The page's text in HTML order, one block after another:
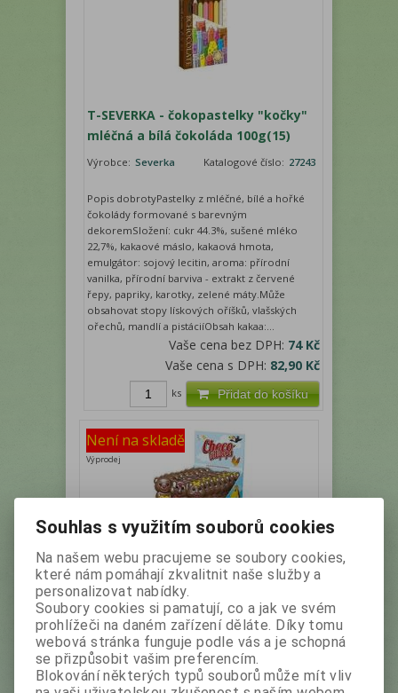
T-SEVERKA - čokopastelky "kočky"
mléčná a bílá čokoláda 100g(15)
Výrobce: Severka Katalogové číslo: 27243
Popis dobrotyPastelky z mléčné, bílé a hořké
čokolády formované s barevným
dekoremSložení: cukr 44.3%, sušené mléko
22,7%, kakaové máslo, kakaová hmota,
emulgátor: sojový lecitin, aroma: přírodní
vanilka, přírodní barviva - extrakt z červené
řepy, papriky, karotky, zelené máty.Může
obsahovat stopy lískových oříšků, vlašských
ořechů, mandlí a pistáciíObsah kakaa:...
Vaše cena bez DPH: 74 Kč
Vaše cena s DPH: 82,90 Kč
Přidat do košíku
ks
Není na skladě
Výprodej
SEVERKA Zvířátka mix - lízátko z
mléčné čokolády 35g (30)
Výrobce: Severka Katalogové číslo: 28030
Mléčná čokoláda s barevným dekorem Cena je
za balení 30 kusů lízátek. Cena za balení 30 kusů
Souhlas s využitím souborů cookies
Na našem webu pracujeme se soubory cookies,
které nám pomáhají zkvalitnit naše služby a
personalizovat nabídky.
Soubory cookies si pamatují, co a jak ve svém
prohlížeči na daném zařízení děláte. Díky tomu
webová stránka funguje podle vás a je schopná
se přizpůsobit vašim preferencím.
Blokování některých typů souborů může mít vliv